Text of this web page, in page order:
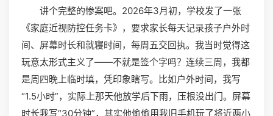
讲个完整的惨案吧。2026年3月初，学校发了一张
《家庭近视防控任务卡》，要求家长每天记录孩子户外时
间、屏幕时长和就寝时间，每周五交回执。我当时觉得这
玩意太形式主义了——不就是签个字吗？连续三周，我都
是周四晚上临时填，凭印象瞎写。比如户外时间，我写
“1.5小时”，实际上那天他放学后下雨，压根没出门。屏幕
时长我写“30分钟”，其实他偷偷用我旧手机玩了将近两小